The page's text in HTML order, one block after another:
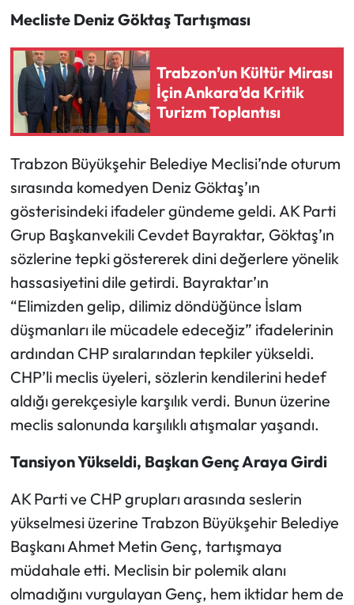
Mecliste Deniz Göktaş Tartışması
Trabzon’un Kültür Mirası
İçin Ankara’da Kritik
Turizm Toplantısı
Trabzon Büyükşehir Belediye Meclisi’nde oturum
sırasında komedyen Deniz Göktaş’ın
gösterisindeki ifadeler gündeme geldi. AK Parti
Grup Başkanvekili Cevdet Bayraktar, Göktaş’ın
sözlerine tepki göstererek dini değerlere yönelik
hassasiyetini dile getirdi. Bayraktar’ın
“Elimizden gelip, dilimiz döndüğünce İslam
düşmanları ile mücadele edeceğiz” ifadelerinin
ardından CHP sıralarından tepkiler yükseldi.
CHP’li meclis üyeleri, sözlerin kendilerini hedef
aldığı gerekçesiyle karşılık verdi. Bunun üzerine
meclis salonunda karşılıklı atışmalar yaşandı.
Tansiyon Yükseldi, Başkan Genç Araya Girdi
AK Parti ve CHP grupları arasında seslerin
yükselmesi üzerine Trabzon Büyükşehir Belediye
Başkanı Ahmet Metin Genç, tartışmaya
müdahale etti. Meclisin bir polemik alanı
olmadığını vurgulayan Genç, hem iktidar hem de